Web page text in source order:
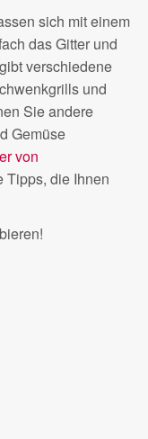
sich mit einem
das Gitter und
verschiedene
und
Sie andere
Gemüse
von
Tipps, die Ihnen